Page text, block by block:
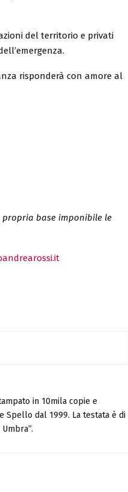
del territorio e privati
risponderà con amore al
base imponibile le
in 10mila copie e
Spello dal 1999. La testata è di